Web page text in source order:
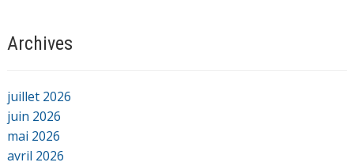
Archives
juillet 2026
juin 2026
mai 2026
avril 2026